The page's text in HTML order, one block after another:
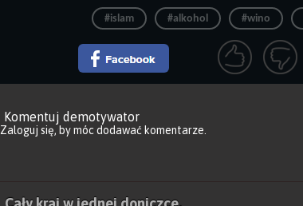
#islam #alkohol #wino
Komentuj demotywator
Zaloguj się, by móc dodawać komentarze.